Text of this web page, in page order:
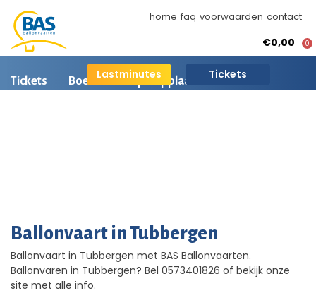
home faq voorwaarden contact
Lastminutes Tickets
€0,00 0
Tickets Boeken Opstapplaatsen
Ballonvaart in Tubbergen
Ballonvaart in Tubbergen met BAS Ballonvaarten.
Ballonvaren in Tubbergen? Bel 0573401826 of bekijk onze
site met alle info.